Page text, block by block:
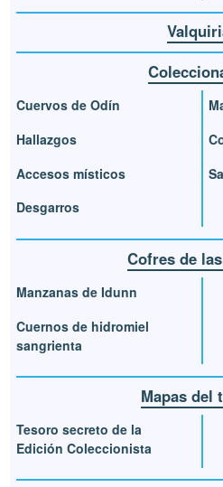
Cuervos de Odín
Hallazgos
Accesos místicos
Desgarros
Cofres de
Manzanas de Idunn
Cuernos de hidromiel
sangrienta
Mapas del
Tesoro secreto de la
Edición Coleccionista